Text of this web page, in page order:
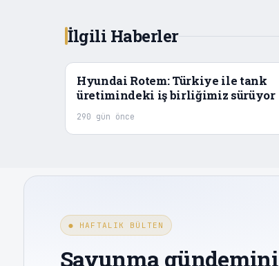
İlgili Haberler
Hyundai Rotem: Türkiye ile tank
üretimindeki iş birliğimiz sürüyor
290 gün önce
● HAFTALIK BÜLTEN
Savunma gündemini